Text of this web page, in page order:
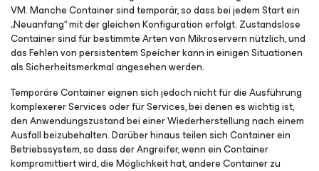
VM. Manche Container sind temporär, so dass bei jedem Start ein
„Neuanfang“ mit der gleichen Konfiguration erfolgt. Zustandslose
Container sind für bestimmte Arten von Mikroservern nützlich, und
das Fehlen von persistentem Speicher kann in einigen Situationen
als Sicherheitsmerkmal angesehen werden.
Temporäre Container eignen sich jedoch nicht für die Ausführung
komplexerer Services oder für Services, bei denen es wichtig ist,
den Anwendungszustand bei einer Wiederherstellung nach einem
Ausfall beizubehalten. Darüber hinaus teilen sich Container ein
Betriebssystem, so dass der Angreifer, wenn ein Container
kompromittiert wird, die Möglichkeit hat, andere Container zu